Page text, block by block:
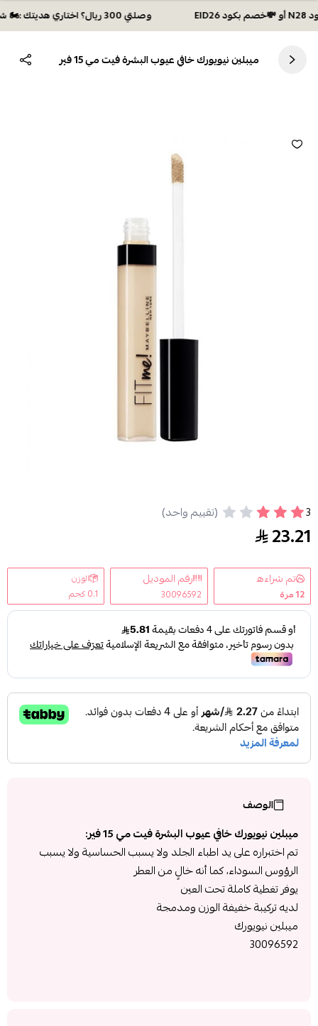
وصلتي 300 ريال؟ اختاري هديتك :🏍 شحن مجاني بكود N28 أو 💸خصم بكود EID26
ميبلين نيويورك خافي عيوب البشرة فيت مي 15 فير
ميبلين نيويورك خافي عيوب البشرة فيت مي 15 فير
3 (تقييم واحد)
23.21
تم شراءه
12مرة
رقم الموديل
30096592
الوزن
0.1 كجم
الوصف
ميبلين نيويورك خافي عيوب البشرة فيت مي 15 فير:
تم اختبراره على يد اطباء الجلد ولا يسبب الحساسية ولا يسبب
الرؤوس السوداء، كما أنه خالٍ من العطر
يوفر تغطية كاملة تحت العين
لديه تركيبة خفيفة الوزن ومدمجة
ميبلين نيويورك
30096592